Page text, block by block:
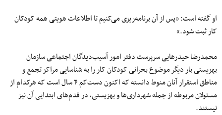
او گفته است: «پس از آن برنامه‌ریزی می‌کنیم تا اطلاعات هویتی همه کودکان
کار ثبت شود.»
محمدرضا حیدرهایی سرپرست دفتر امور آسیب‌دیدگان اجتماعی سازمان
بهزیستی بار دیگر موضوع بحرانی کودکان کار را به شناسایی مراکز تجمع و
مناطق استقرار آنان منوط دانسته که اکنون دست‌کم ۴ سال است که هرکدام از
مسئولان مربوطه از جمله شهرداری‌ها و بهزیستی، در قدم‌های ابتدایی آن نیز
نیستند.